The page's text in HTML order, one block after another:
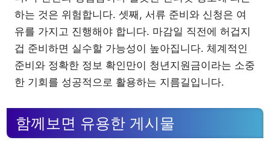
하는 것은 위험합니다. 셋째, 서류 준비와 신청은 여
유를 가지고 진행해야 합니다. 마감일 직전에 허겁지
겁 준비하면 실수할 가능성이 높아집니다. 체계적인
준비와 정확한 정보 확인만이 청년지원금이라는 소중
한 기회를 성공적으로 활용하는 지름길입니다.
함께보면 유용한 게시물